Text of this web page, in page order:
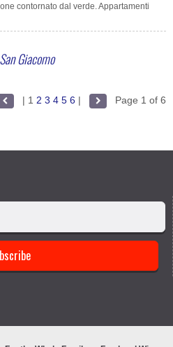
contornato dal verde. Appartamenti
Giacomo
| 1 2 3 4 5 6 | Page 1 of 6